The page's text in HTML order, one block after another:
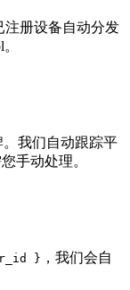
注册设备自动分发
。我们自动跟踪平
手动处理。
} ，我们会自